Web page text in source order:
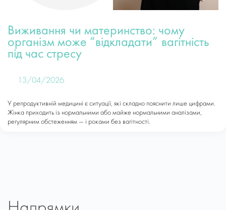
Виживання чи материнство: чому
організм може “відкладати” вагітність
під час стресу
13/04/2026
У репродуктивній медицині є ситуації, які складно пояснити лише цифрами.
Жінка приходить із нормальними або майже нормальними аналізами,
регулярним обстеженням — і роками без вагітності.